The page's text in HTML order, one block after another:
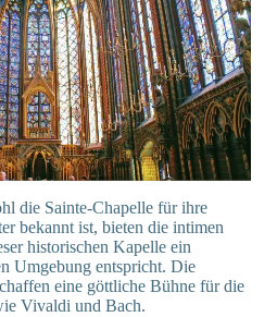
die Sainte-Chapelle für ihre
bekannt ist, bieten die intimen
historischen Kapelle ein
Umgebung entspricht. Die
eine göttliche Bühne für die
Vivaldi und Bach.